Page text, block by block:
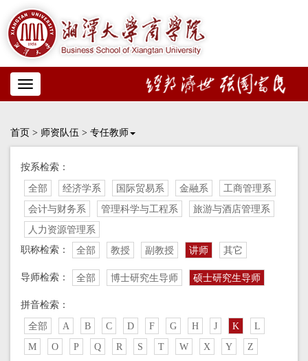
Toggle
navigation
首页 > 师资队伍 > 专任教师
按系检索：
全部 经济学系 国际贸易系 金融系
工商管理系
会计与财务系
管理科学与工程系
旅游与酒店管理系
人力资源管理系
职称检索：
全部 教授 副教授 讲师 其它
导师检索： 全部 博士研究生导师 硕士研究生导师
拼音检索：
全部 A B C D F G H J K
L
M
O P Q R S T W X Y Z